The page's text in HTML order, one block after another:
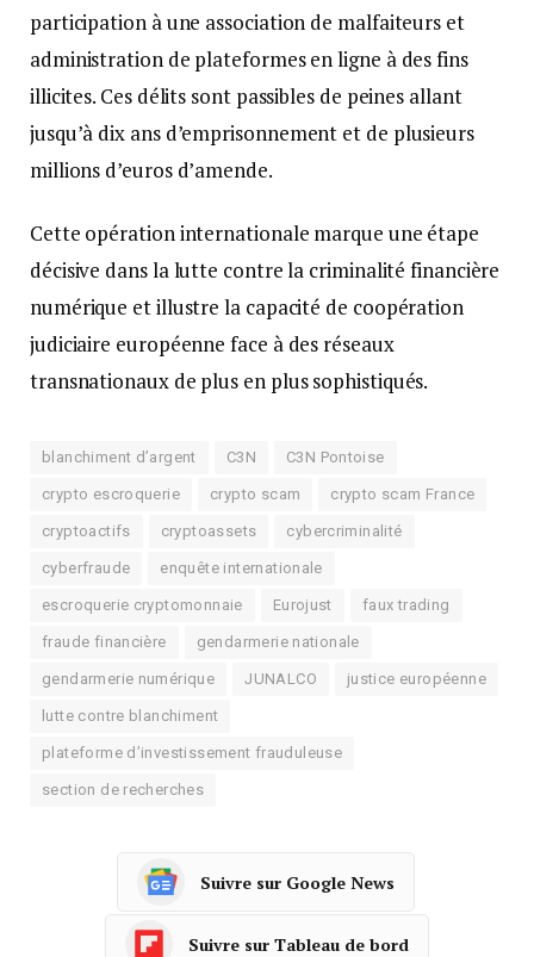
participation à une association de malfaiteurs et
administration de plateformes en ligne à des fins
illicites. Ces délits sont passibles de peines allant
jusqu’à dix ans d’emprisonnement et de plusieurs
millions d’euros d’amende.
Cette opération internationale marque une étape
décisive dans la lutte contre la criminalité financière
numérique et illustre la capacité de coopération
judiciaire européenne face à des réseaux
transnationaux de plus en plus sophistiqués.
blanchiment d’argent C3N C3N Pontoise
crypto escroquerie crypto scam crypto scam France
cryptoactifs cryptoassets cybercriminalité
cyberfraude enquête internationale
escroquerie cryptomonnaie Eurojust faux trading
fraude financière gendarmerie nationale
gendarmerie numérique JUNALCO justice européenne
lutte contre blanchiment
plateforme d’investissement frauduleuse
section de recherches
Suivre sur Google News
Suivre sur Tableau de bord